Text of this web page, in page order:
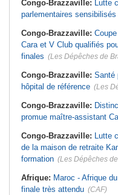
Congo-Brazzaville: Lutte
parlementaires sensibilisés
Congo-Brazzaville:
Cara et V Club qualifiés
finales (Les Dépêches de
Congo-Brazzaville: Santé
hôpital de référence (Les
Congo-Brazzaville:
promue maître-assistant
Congo-Brazzaville: Lutte
de la maison de retraite
formation (Les Dépêches
Afrique: Maroc - Afrique
finale très attendu (CAF)